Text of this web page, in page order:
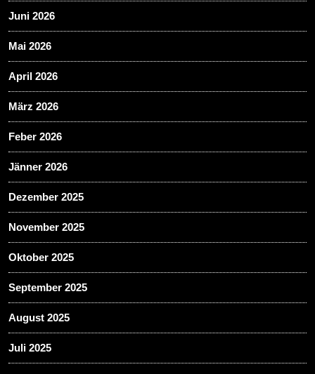
Juni 2026
Mai 2026
April 2026
März 2026
Feber 2026
Jänner 2026
Dezember 2025
November 2025
Oktober 2025
September 2025
August 2025
Juli 2025